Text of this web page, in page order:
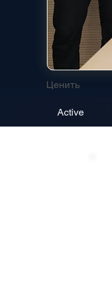
Ценить
Active